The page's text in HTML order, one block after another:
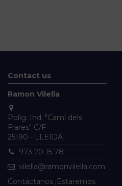
Contact us
Ramon Vilella
Políg. Ind. "Camí dels
Frares" C/F
25190 - LLEIDA
973 20 15 78
vilella@ramonvilella.com
Contáctanos ¡Estaremos